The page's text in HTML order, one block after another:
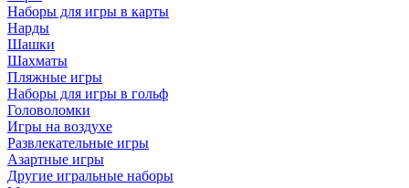
Наборы для игры в карты
Нарды
Шашки
Шахматы
Пляжные игры
Наборы для игры в гольф
Головоломки
Игры на воздухе
Развлекательные игры
Азартные игры
Другие игральные наборы